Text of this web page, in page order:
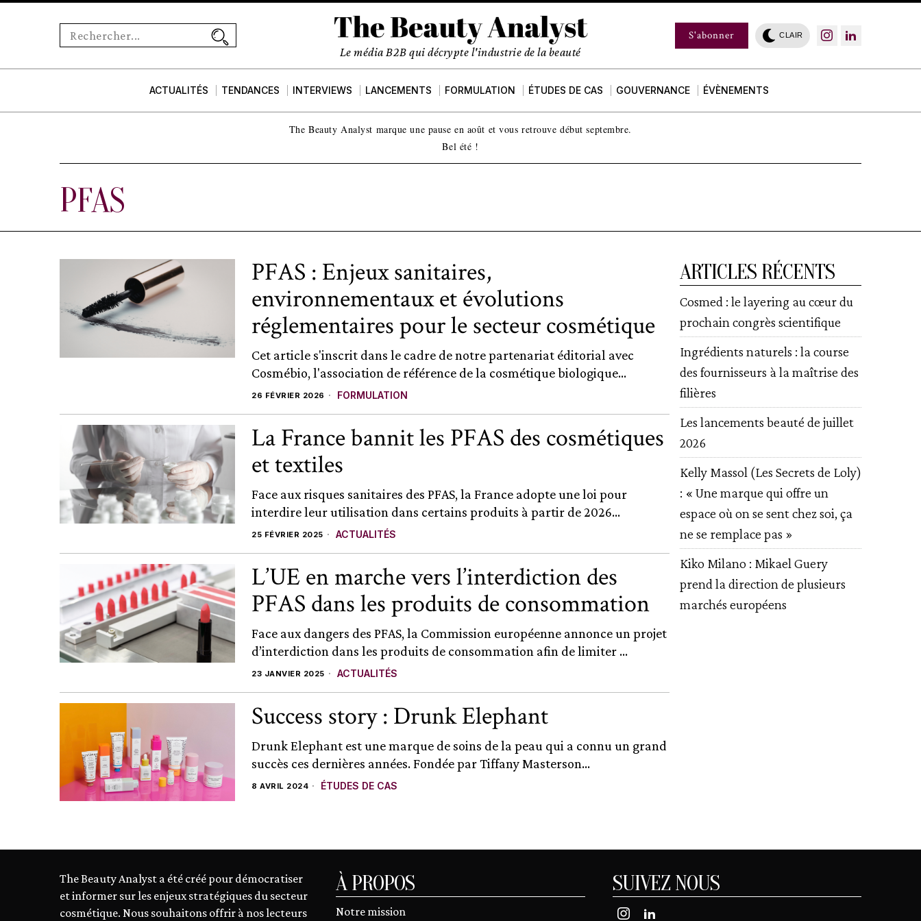
Le média B2B qui décrypte l'industrie de la beauté
S'abonner CLAIR
ACTUALITÉS TENDANCES INTERVIEWS LANCEMENTS FORMULATION ÉTUDES DE CAS GOUVERNANCE ÉVÈNEMENTS
The Beauty Analyst marque une pause en août et vous retrouve début septembre.
Bel été !
PFAS
PFAS : Enjeux sanitaires,
environnementaux et évolutions
réglementaires pour le secteur cosmétique
Cet article s'inscrit dans le cadre de notre partenariat éditorial avec
Cosmébio, l'association de référence de la cosmétique biologique...
26 FÉVRIER 2026 FORMULATION
La France bannit les PFAS des cosmétiques
et textiles
Face aux risques sanitaires des PFAS, la France adopte une loi pour
interdire leur utilisation dans certains produits à partir de 2026...
25 FÉVRIER 2025 ACTUALITÉS
L’UE en marche vers l’interdiction des
PFAS dans les produits de consommation
Face aux dangers des PFAS, la Commission européenne annonce un projet
d’interdiction dans les produits de consommation afin de limiter ...
23 JANVIER 2025 ACTUALITÉS
Success story : Drunk Elephant
Drunk Elephant est une marque de soins de la peau qui a connu un grand
succès ces dernières années. Fondée par Tiffany Masterson...
8 AVRIL 2024 ÉTUDES DE CAS
ARTICLES RÉCENTS
Cosmed : le layering au cœur du
prochain congrès scientifique
Ingrédients naturels : la course
des fournisseurs à la maîtrise des
filières
Les lancements beauté de juillet
2026
Kelly Massol (Les Secrets de Loly)
: « Une marque qui offre un
espace où on se sent chez soi, ça
ne se remplace pas »
Kiko Milano : Mikael Guery
prend la direction de plusieurs
marchés européens
The Beauty Analyst a été créé pour démocratiser
et informer sur les enjeux stratégiques du secteur
cosmétique. Nous souhaitons offrir à nos lecteurs
À PROPOS
Notre mission
SUIVEZ NOUS